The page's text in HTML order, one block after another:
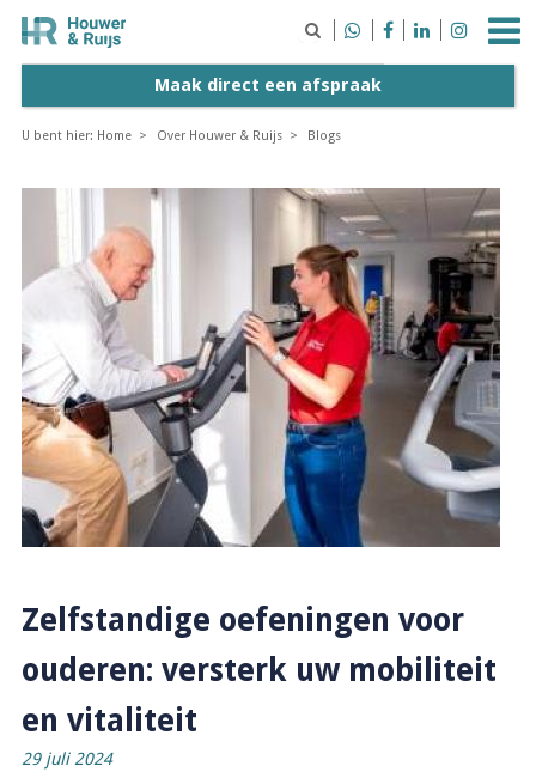
   
Maak direct een afspraak
U bent hier: Home Over Houwer & Ruijs Blogs
Zelfstandige oefeningen voor
ouderen: versterk uw mobiliteit
en vitaliteit
29 juli 2024
